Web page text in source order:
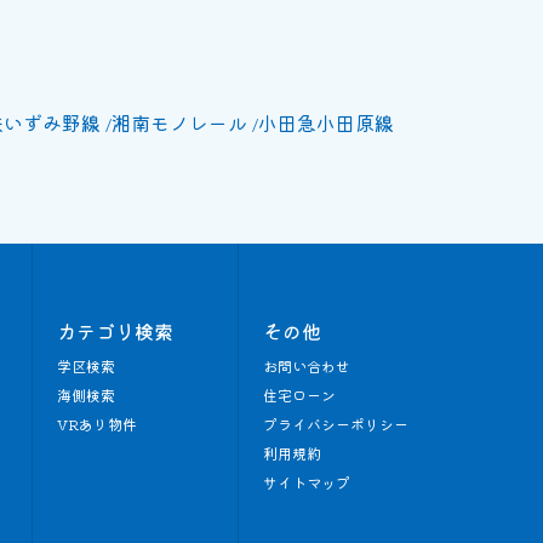
ずみ野線 湘南モノレール 小田急小田原線
カテゴリ検索
学区検索
海側検索
VRあり物件
その他
お問い合わせ
住宅ローン
プライバシーポリシー
利用規約
サイトマップ